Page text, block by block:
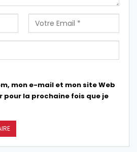
mon e-mail et mon site Web
pour la prochaine fois que je